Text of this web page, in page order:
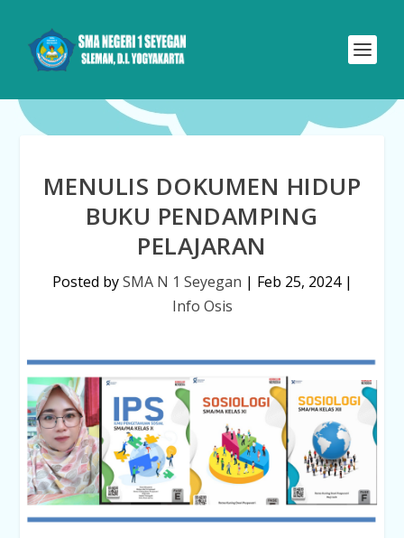
MENULIS DOKUMEN HIDUP
BUKU PENDAMPING
PELAJARAN
Posted bySMA N 1 Seyegan | Feb 25, 2024|
Info Osis